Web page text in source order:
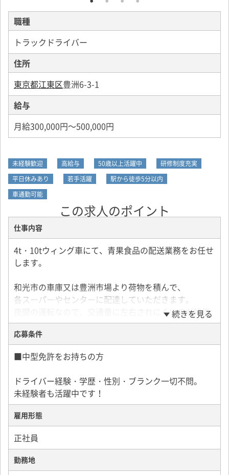
職種
トラックドライバー
住所
東京都江東区豊洲6-3-1
給与
月給300,000円～500,000円
未経験歓迎 高給与 50歳以上活躍中
研修制度充実
平日休みあり
若手活躍
駅から徒歩5分以内
車通勤可能
この求人のポイント
仕事内容
4t・10tウィング車にて、青果食品の配送業務をお任せ
します。
和光市の車庫又は豊洲市場より荷物を積んで、
各スーパーやセンターに配達していただきます。
夜間の運転なので、交通量に左右されにくいのが特徴
です。
配送エリア：1都3県（東京・埼玉・千葉・神奈川）
配送物：青果食品
＜1日のスケジュール例＞
1）1：00 出社、点呼
2）2：00 積み込み後、各スーパー・各センターへ配送
3）3～4店舗配送後、休憩
4）休憩終了次第、再度配送開始
5）13：00～14：00 退勤
続きを見る
応募条件
■中型免許をお持ちの方
ドライバー経験・学歴・性別・ブランク一切不問。
未経験者も活躍中です！
雇用形態
正社員
勤務地